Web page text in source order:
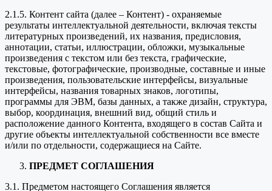
2.1.5. Контент сайта (далее – Контент) - охраняемые
результаты интеллектуальной деятельности, включая тексты
литературных произведений, их названия, предисловия,
аннотации, статьи, иллюстрации, обложки, музыкальные
произведения с текстом или без текста, графические,
текстовые, фотографические, производные, составные и иные
произведения, пользовательские интерфейсы, визуальные
интерфейсы, названия товарных знаков, логотипы,
программы для ЭВМ, базы данных, а также дизайн, структура,
выбор, координация, внешний вид, общий стиль и
расположение данного Контента, входящего в состав Сайта и
другие объекты интеллектуальной собственности все вместе
и/или по отдельности, содержащиеся на Сайте.
ПРЕДМЕТ СОГЛАШЕНИЯ
3.1. Предметом настоящего Соглашения является